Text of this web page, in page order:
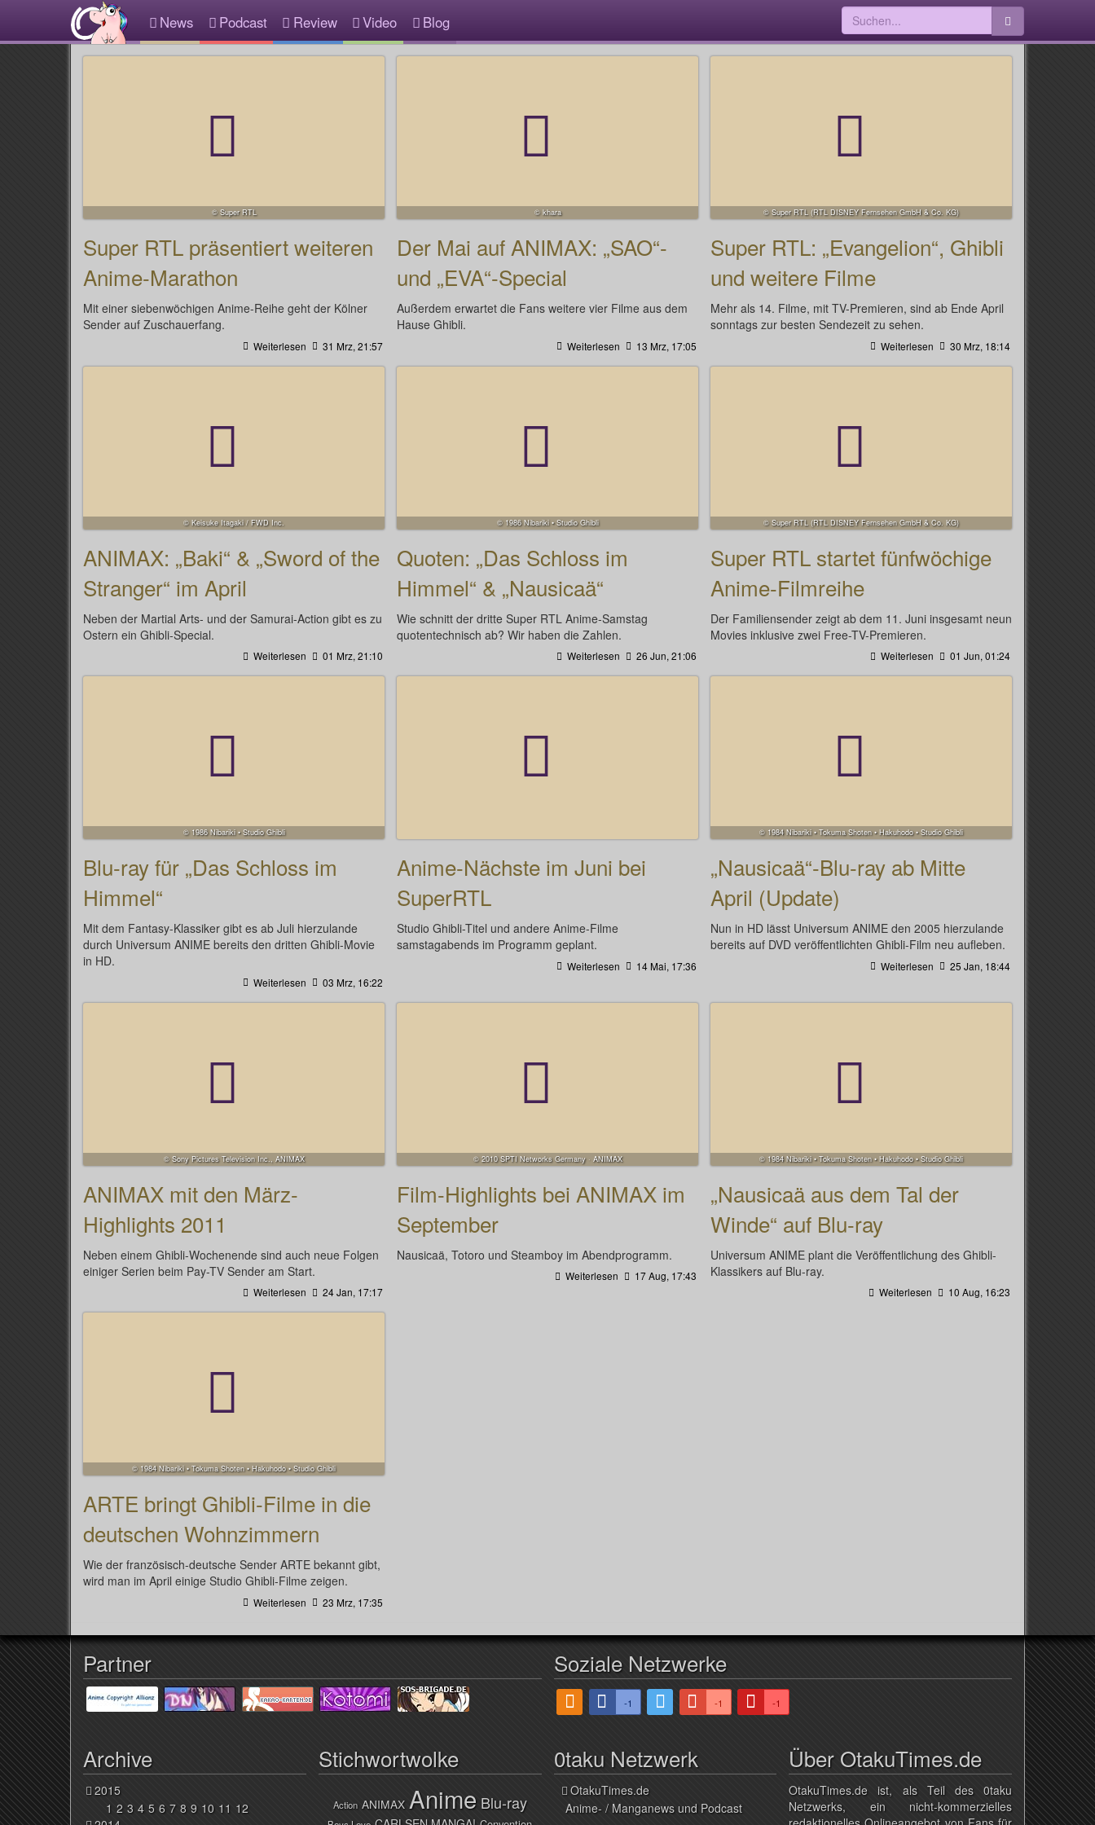
News Podcast Review Video Blog
© Super RTL
Super RTL präsentiert weiteren
Anime-Marathon
Mit einer siebenwöchigen Anime-Reihe geht der Kölner
Sender auf Zuschauerfang.
Weiterlesen 31 Mrz, 21:57
© khara
Der Mai auf ANIMAX: „SAO“-
und „EVA“-Special
Außerdem erwartet die Fans weitere vier Filme aus dem
Hause Ghibli.
Weiterlesen 13 Mrz, 17:05
© Super RTL (RTL DISNEY Fernsehen GmbH & Co. KG)
Super RTL: „Evangelion“, Ghibli
und weitere Filme
Mehr als 14. Filme, mit TV-Premieren, sind ab Ende April
sonntags zur besten Sendezeit zu sehen.
Weiterlesen 30 Mrz, 18:14
© Keisuke Itagaki / FWD Inc.
ANIMAX: „Baki“ & „Sword of the
Stranger“ im April
Neben der Martial Arts- und der Samurai-Action gibt es zu
Ostern ein Ghibli-Special.
Weiterlesen 01 Mrz, 21:10
© 1986 Nibariki • Studio Ghibli
Quoten: „Das Schloss im
Himmel“ & „Nausicaä“
Wie schnitt der dritte Super RTL Anime-Samstag
quotentechnisch ab? Wir haben die Zahlen.
Weiterlesen 26 Jun, 21:06
© Super RTL (RTL DISNEY Fernsehen GmbH & Co. KG)
Super RTL startet fünfwöchige
Anime-Filmreihe
Der Familiensender zeigt ab dem 11. Juni insgesamt neun
Movies inklusive zwei Free-TV-Premieren.
Weiterlesen 01 Jun, 01:24
© 1986 Nibariki • Studio Ghibli
Blu-ray für „Das Schloss im
Himmel“
Mit dem Fantasy-Klassiker gibt es ab Juli hierzulande
durch Universum ANIME bereits den dritten Ghibli-Movie
in HD.
Weiterlesen 03 Mrz, 16:22
Anime-Nächste im Juni bei
SuperRTL
Studio Ghibli-Titel und andere Anime-Filme
samstagabends im Programm geplant.
Weiterlesen 14 Mai, 17:36
© 1984 Nibariki • Tokuma Shoten • Hakuhodo • Studio Ghibli
„Nausicaä“-Blu-ray ab Mitte
April (Update)
Nun in HD lässt Universum ANIME den 2005 hierzulande
bereits auf DVD veröffentlichten Ghibli-Film neu aufleben.
Weiterlesen 25 Jan, 18:44
© Sony Pictures Television Inc., ANIMAX
ANIMAX mit den März-
Highlights 2011
Neben einem Ghibli-Wochenende sind auch neue Folgen
einiger Serien beim Pay-TV Sender am Start.
Weiterlesen 24 Jan, 17:17
© 2010 SPTI Networks Germany · ANIMAX
Film-Highlights bei ANIMAX im
September
Nausicaä, Totoro und Steamboy im Abendprogramm.
Weiterlesen 17 Aug, 17:43
© 1984 Nibariki • Tokuma Shoten • Hakuhodo • Studio Ghibli
„Nausicaä aus dem Tal der
Winde“ auf Blu-ray
Universum ANIME plant die Veröffentlichung des Ghibli-
Klassikers auf Blu-ray.
Weiterlesen 10 Aug, 16:23
© 1984 Nibariki • Tokuma Shoten • Hakuhodo • Studio Ghibli
ARTE bringt Ghibli-Filme in die
deutschen Wohnzimmern
Wie der französisch-deutsche Sender ARTE bekannt gibt,
wird man im April einige Studio Ghibli-Filme zeigen.
Weiterlesen 23 Mrz, 17:35
Partner Soziale Netzwerke
-1 -1 -1
Archive
2015
1 2 3 4 5 6 7 8 9 10 11 12
Stichwortwolke
Action ANIMAX Anime Blu-ray
0taku Netzwerk
OtakuTimes.de
Anime- / Manganews und Podcast
Über OtakuTimes.de
OtakuTimes.de ist, als Teil des 0taku
Netzwerks, ein nicht-kommerzielles